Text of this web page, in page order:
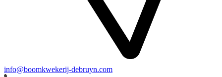
info@boomkwekerij-debruyn.com